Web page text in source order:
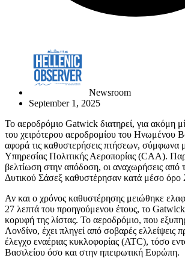
Newsroom
September 1, 2025
Το αεροδρόμιο Gatwick διατηρεί, για ακόμη
του χειρότερου αεροδρομίου του Ηνωμένου
αφορά τις καθυστερήσεις πτήσεων, σύμφωνα
Υπηρεσίας Πολιτικής Αεροπορίας (CAA).
βελτίωση στην απόδοση, οι αναχωρήσεις από
Δυτικού Σάσεξ καθυστέρησαν κατά μέσο όρο
Αν και ο χρόνος καθυστέρησης μειώθηκε
27 λεπτά του προηγούμενου έτους, το
κορυφή της λίστας. Το αεροδρόμιο, που
Λονδίνο, έχει πληγεί από σοβαρές ελλείψεις
έλεγχο εναέριας κυκλοφορίας (ATC), τόσο
Βασιλείου όσο και στην ηπειρωτική Ευρώπη.